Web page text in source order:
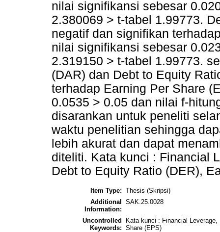
nilai signifikansi sebesar
2.380069 > t-tabel 1.99773.
negatif dan signifikan
nilai signifikansi sebesar
2.319150 > t-tabel 1.99773.
(DAR) dan Debt to Equity
terhadap Earning Per Share
0.0535 > 0.05 dan nilai f-
disarankan untuk peneliti
waktu penelitian sehingga
lebih akurat dan dapat
diteliti. Kata kunci : Financial
Debt to Equity Ratio (DER),
Item Type: Thesis (Skripsi)
Additional
Information:
SAK.25.0028
Uncontrolled
Keywords:
Kata kunci : Financial
Share (EPS)